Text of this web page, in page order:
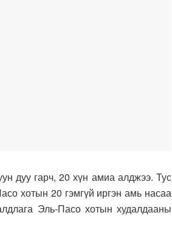
дуу гарч, 20 хүн амиа алджээ. Тус
хотын 20 гэмгүй иргэн амь насаа
Эль-Пасо хотын худалдааны